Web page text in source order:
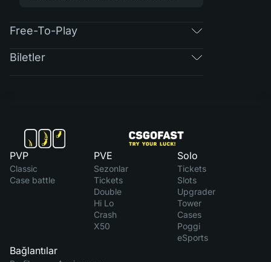
Free-To-Play
Biletler
PVP
Classic
Case battle
PVE
Sezonlar
Tickets
Double
Hi Lo
Crash
X50
Solo
Tickets
Slots
Upgrader
Tower
Cases
Poggi
eSports
Bağlantılar